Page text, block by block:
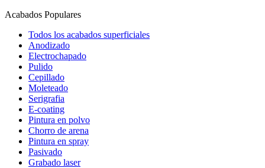
Acabados Populares
Todos los acabados superficiales
Anodizado
Electrochapado
Pulido
Cepillado
Moleteado
Serigrafia
E-coating
Pintura en polvo
Chorro de arena
Pintura en spray
Pasivado
Grabado laser